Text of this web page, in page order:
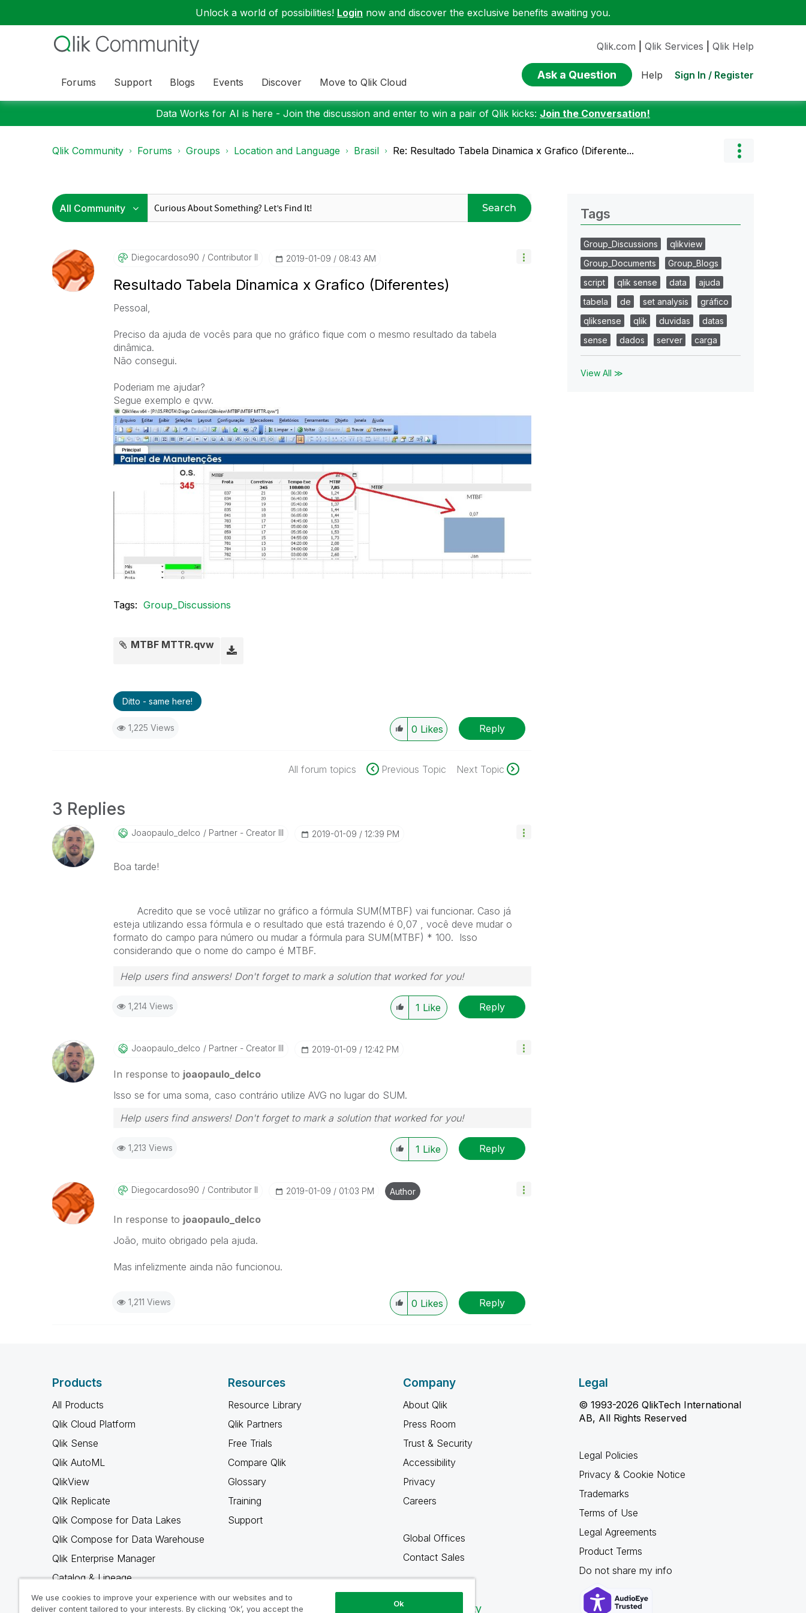
Unlock a world of possibilities! Login now and discover the exclusive benefits awaiting you.
Forums Support Blogs Events Discover Move to Qlik Cloud
Qlik.com Qlik Services Qlik Help
Ask a Question Help Sign In / Register
Data Works for AI is here - Join the discussion and enter to win a pair of Qlik kicks: Join the Conversation!
Qlik Community Forums Groups Location and Language Brasil Re: Resultado Tabela Dinamica x Grafico (Diferente...
Search
Diegocardoso90 Contributor II ‎2019-01-09 08:43 AM
Resultado Tabela Dinamica x Grafico (Diferentes)
Pessoal,
Preciso da ajuda de vocês para que no gráfico fique com o mesmo resultado da tabela
dinâmica.
Não consegui.
Poderiam me ajudar?
Segue exemplo e qvw.
Tags: Group_Discussions
MTBF MTTR.qvw
Ditto - same here!
1,225 Views 0 Likes Reply
All forum topics Previous Topic Next Topic
3 Replies
Joaopaulo_delco Partner - Creator III ‎2019-01-09 12:39 PM
Boa tarde!
Acredito que se você utilizar no gráfico a fórmula SUM(MTBF) vai funcionar. Caso já
esteja utilizando essa fórmula e o resultado que está trazendo é 0,07 , você deve mudar o
formato do campo para número ou mudar a fórmula para SUM(MTBF) * 100. Isso
considerando que o nome do campo é MTBF.
Help users find answers! Don't forget to mark a solution that worked for you!
1,214 Views 1 Like Reply
Joaopaulo_delco Partner - Creator III ‎2019-01-09 12:42 PM
In response to joaopaulo_delco
Isso se for uma soma, caso contrário utilize AVG no lugar do SUM.
Help users find answers! Don't forget to mark a solution that worked for you!
1,213 Views 1 Like Reply
Diegocardoso90 Contributor II ‎2019-01-09 01:03 PM Author
In response to joaopaulo_delco
João, muito obrigado pela ajuda.
Mas infelizmente ainda não funcionou.
1,211 Views 0 Likes Reply
Tags
Group_Discussions
qlikview
Group_Documents
Group_Blogs
script
qlik sense data
ajuda
tabela
de set analysis
gráfico
qliksense
qlik duvidas
datas
sense
dados server carga
View All ≫
Products
All Products
Qlik Cloud Platform
Qlik Sense
Qlik AutoML
QlikView
Qlik Replicate
Qlik Compose for Data Lakes
Qlik Compose for Data Warehouse
Qlik Enterprise Manager
Catalog & Lineage
Qlik Gold Client
Resources
Resource Library
Qlik Partners
Free Trials
Compare Qlik
Glossary
Training
Support
Company
About Qlik
Press Room
Trust & Security
Accessibility
Privacy
Careers
Global Offices
Contact Sales
Qlik Community
Legal
© 1993-2026 QlikTech International
AB, All Rights Reserved
Legal Policies
Privacy & Cookie Notice
Trademarks
Terms of Use
Legal Agreements
Product Terms
Do not share my info
We use cookies to improve your experience with our websites and to
deliver content tailored to your interests. By clicking ‘Ok’, you accept the
Ok